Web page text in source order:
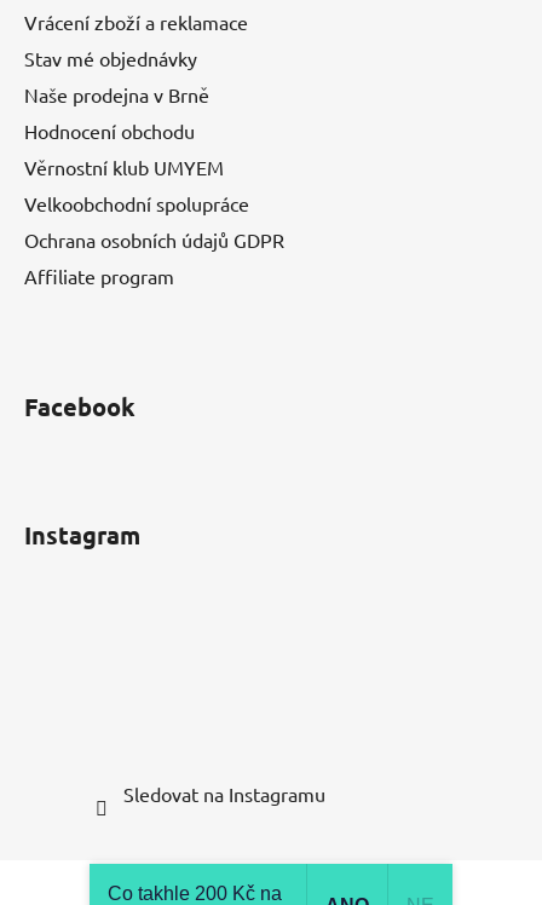
Vrácení zboží a reklamace
Stav mé objednávky
Naše prodejna v Brně
Hodnocení obchodu
Věrnostní klub UMYEM
Velkoobchodní spolupráce
Ochrana osobních údajů GDPR
Affiliate program
Facebook
Instagram
Sledovat na Instagramu
Vytvořil Shoptet
Co takhle 200 Kč na